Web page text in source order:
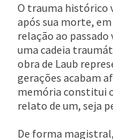
O trauma histórico
após sua morte,
relação ao
uma cadeia
obra de Laub
gerações acabam
memória constitui
relato de um, seja
De forma